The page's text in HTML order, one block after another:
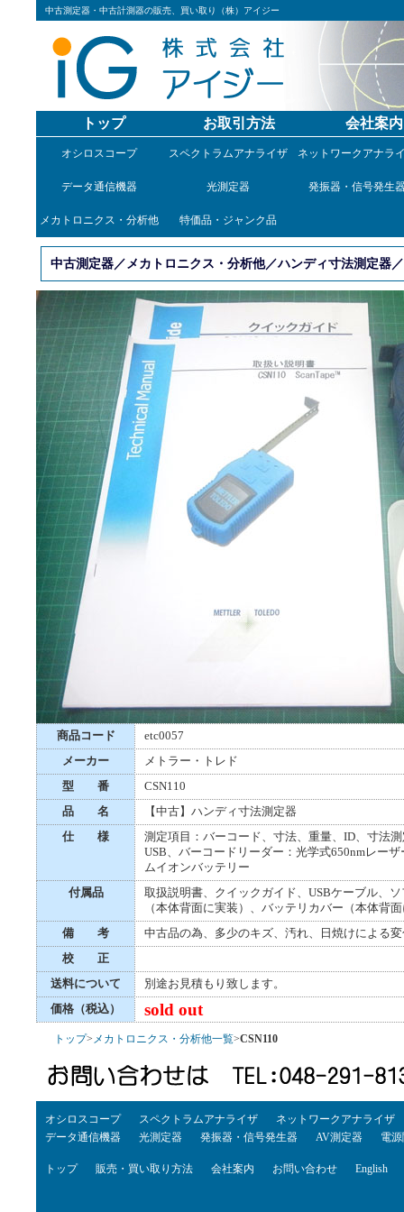
中古測定器・中古計測器の販売、買い取り（株）アイジー
トップ お取引方法 会社案内
オシロスコープ スペクトラムアナライザ ネットワークアナラ
データ通信機器 光測定器 発振器・信号発生
メカトロニクス・分析他 特価品・ジャンク品
中古測定器／メカトロニクス・分析他／ハンディ寸法測定器／
商品コード
etc0057
メーカー
メトラー・トレド
型 番
CSN110
品 名
【中古】ハンディ寸法測定器
仕 様
測定項目：バーコード、寸法、重量、ID、寸法
USB、バーコードリーダー：光学式650nmレー
ムイオンバッテリー
付属品
取扱説明書、クイックガイド、USBケーブル、
（本体背面に実装）、バッテリカバー（本体背
備 考
中古品の為、多少のキズ、汚れ、日焼けによる
校 正
送料について
別途お見積もり致します。
価格（税込）
sold out
トップ> メカトロニクス・分析他一覧>CSN110
オシロスコープ スペクトラムアナライザ
ネットワークアナライザ
データ通信機器
光測定器 発振器・信号発生器 AV測定器 電
トップ 販売・買い取り方法 会社案内 お問い合わせ English